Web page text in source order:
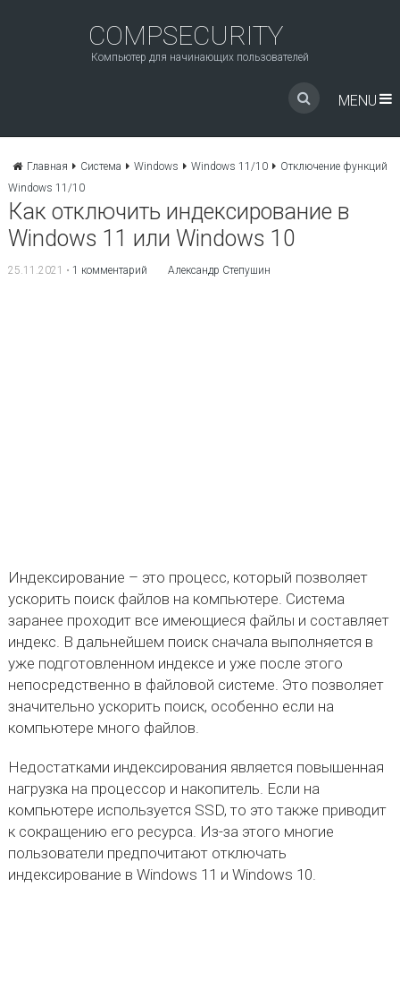
COMPSECURITY
Компьютер для начинающих пользователей
MENU
Главная Система Windows Windows 11/10
Отключение функций
Windows 11/10
Как отключить индексирование в
Windows 11 или Windows 10
25.11.2021 • 1 комментарий Александр Степушин
Индексирование – это процесс, который позволяет
ускорить поиск файлов на компьютере. Система
заранее проходит все имеющиеся файлы и составляет
индекс. В дальнейшем поиск сначала выполняется в
уже подготовленном индексе и уже после этого
непосредственно в файловой системе. Это позволяет
значительно ускорить поиск, особенно если на
компьютере много файлов.
Недостатками индексирования является повышенная
нагрузка на процессор и накопитель. Если на
компьютере используется SSD, то это также приводит
к сокращению его ресурса. Из-за этого многие
пользователи предпочитают отключать
индексирование в Windows 11 и Windows 10.